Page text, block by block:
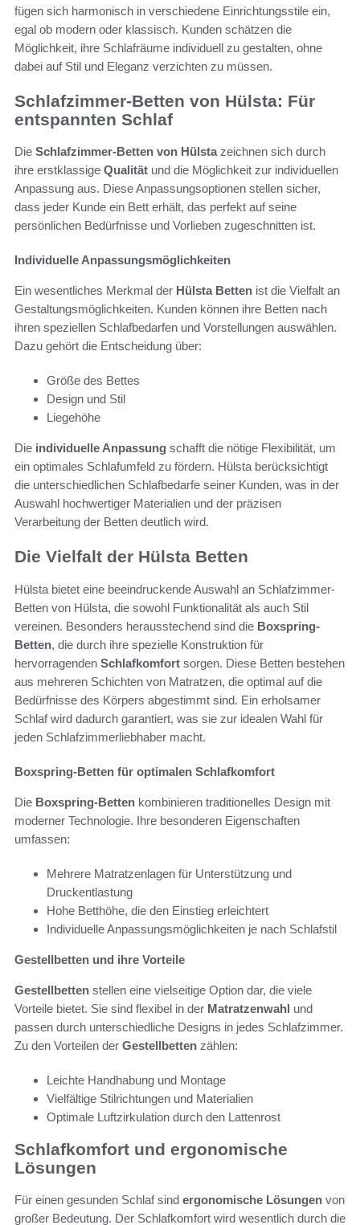
fügen sich harmonisch in verschiedene Einrichtungsstile ein,
egal ob modern oder klassisch. Kunden schätzen die
Möglichkeit, ihre Schlafräume individuell zu gestalten, ohne
dabei auf Stil und Eleganz verzichten zu müssen.
Schlafzimmer-Betten von Hülsta: Für
entspannten Schlaf
Die Schlafzimmer-Betten von Hülstazeichnen sich durch
ihre erstklassige Qualität und die Möglichkeit zur individuellen
Anpassung aus. Diese Anpassungsoptionen stellen sicher,
dass jeder Kunde ein Bett erhält, das perfekt auf seine
persönlichen Bedürfnisse und Vorlieben zugeschnitten ist.
Individuelle Anpassungsmöglichkeiten
Ein wesentliches Merkmal der Hülsta Betten ist die Vielfalt an
Gestaltungsmöglichkeiten. Kunden können ihre Betten nach
ihren speziellen Schlafbedarfen und Vorstellungen auswählen.
Dazu gehört die Entscheidung über:
Größe des Bettes
Design und Stil
Liegehöhe
Die individuelle Anpassung schafft die nötige Flexibilität, um
ein optimales Schlafumfeld zu fördern. Hülsta berücksichtigt
die unterschiedlichen Schlafbedarfe seiner Kunden, was in der
Auswahl hochwertiger Materialien und der präzisen
Verarbeitung der Betten deutlich wird.
Die Vielfalt der Hülsta Betten
Hülsta bietet eine beeindruckende Auswahl an Schlafzimmer-
Betten von Hülsta, die sowohl Funktionalität als auch Stil
vereinen. Besonders herausstechend sind die Boxspring-
Betten, die durch ihre spezielle Konstruktion für
hervorragenden Schlafkomfort sorgen. Diese Betten bestehen
aus mehreren Schichten von Matratzen, die optimal auf die
Bedürfnisse des Körpers abgestimmt sind. Ein erholsamer
Schlaf wird dadurch garantiert, was sie zur idealen Wahl für
jeden Schlafzimmerliebhaber macht.
Boxspring-Betten für optimalen Schlafkomfort
Die Boxspring-Betten kombinieren traditionelles Design mit
moderner Technologie. Ihre besonderen Eigenschaften
umfassen:
Mehrere Matratzenlagen für Unterstützung und
Druckentlastung
Hohe Betthöhe, die den Einstieg erleichtert
Individuelle Anpassungsmöglichkeiten je nach Schlafstil
Gestellbetten und ihre Vorteile
Gestellbetten stellen eine vielseitige Option dar, die viele
Vorteile bietet. Sie sind flexibel in der Matratzenwahl und
passen durch unterschiedliche Designs in jedes Schlafzimmer.
Zu den Vorteilen der Gestellbetten zählen:
Leichte Handhabung und Montage
Vielfältige Stilrichtungen und Materialien
Optimale Luftzirkulation durch den Lattenrost
Schlafkomfort und ergonomische
Lösungen
Für einen gesunden Schlaf sind ergonomische Lösungen von
großer Bedeutung. Der Schlafkomfort wird wesentlich durch die